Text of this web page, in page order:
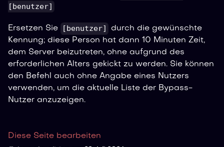
[benutzer]
Ersetzen Sie [benutzer]
durch die gewünschte
Kennung; diese Person hat dann 10 Minuten Zeit,
dem Server beizutreten, ohne aufgrund des
erforderlichen Alters gekickt zu werden. Sie können
den Befehl auch ohne Angabe eines Nutzers
verwenden, um die aktuelle Liste der Bypass-
Nutzer anzuzeigen.
Diese Seite bearbeiten